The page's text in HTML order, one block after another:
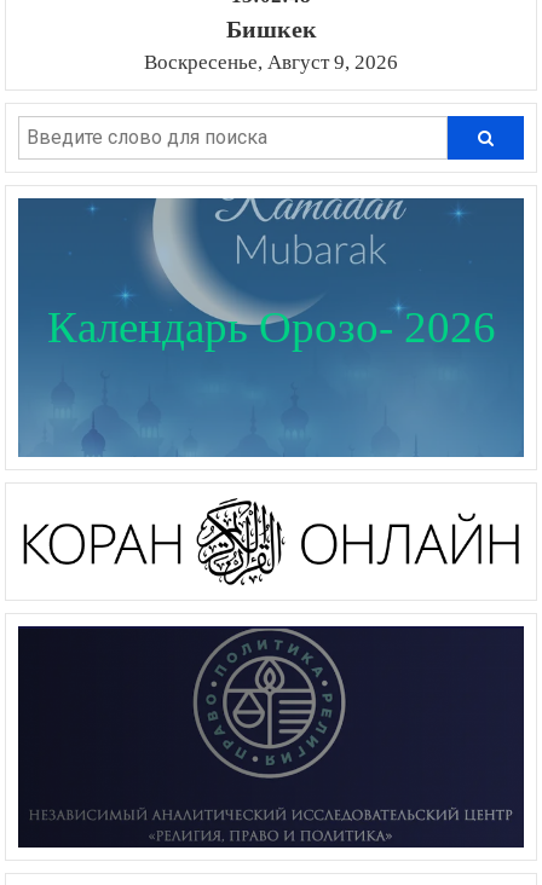
Бишкек
Воскресенье, Август 9, 2026
Календарь Орозо- 2026